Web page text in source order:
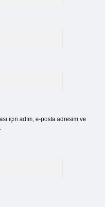
için adım, e-posta adresim ve